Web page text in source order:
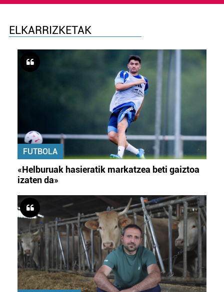
ELKARRIZKETAK
FUTBOLA
«Helburuak hasieratik markatzea beti gaiztoa
izaten da»